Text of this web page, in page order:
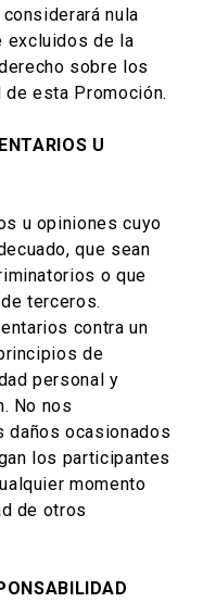
nula
excluidos de la
sobre los
esta Promoción.
U
u opiniones cuyo
que sean
o que
terceros.
contra un
de
personal y
No nos
ocasionados
los participantes
momento
de otros